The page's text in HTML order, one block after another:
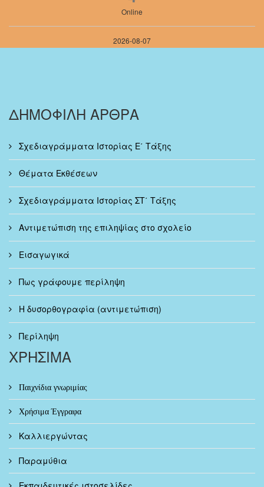
Online
2026-08-07
ΔΗΜΟΦΙΛΗ ΑΡΘΡΑ
Σχεδιαγράμματα Ιστορίας Ε΄ Τάξης
Θέματα Εκθέσεων
Σχεδιαγράμματα Ιστορίας ΣΤ΄ Τάξης
Αντιμετώπιση της επιληψίας στο σχολείο
Εισαγωγικά
Πως γράφουμε περίληψη
Η δυσορθογραφία (αντιμετώπιση)
Περίληψη
ΧΡΗΣΙΜΑ
Παιχνίδια γνωριμίας
Χρήσιμα Έγγραφα
Καλλιεργώντας
Παραμύθια